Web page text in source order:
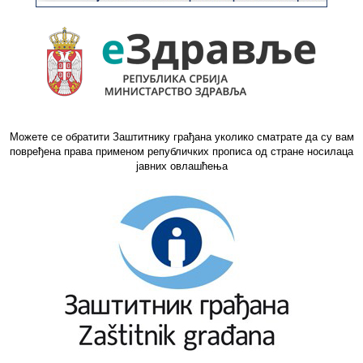
Можете се обратити Заштитнику грађана уколико сматрате да су вам
повређена права применом републичких прописа од стране носилаца
јавних овлашћења